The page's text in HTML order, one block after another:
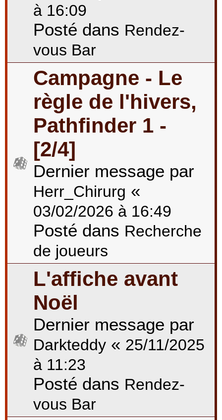
à 16:09
Posté dans Rendez-
vous Bar
Campagne - Le
règle de l'hivers,
Pathfinder 1 -
[2/4]
Dernier message par
Herr_Chirurg «
03/02/2026 à 16:49
Posté dans Recherche
de joueurs
L'affiche avant
Noël
Dernier message par
Darkteddy « 25/11/2025
à 11:23
Posté dans Rendez-
vous Bar